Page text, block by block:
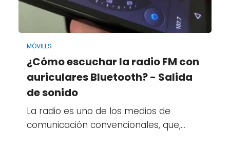
MÓVILES
¿Cómo escuchar la radio FM con
auriculares Bluetooth? - Salida
de sonido
La radio es uno de los medios de
comunicación convencionales, que,…